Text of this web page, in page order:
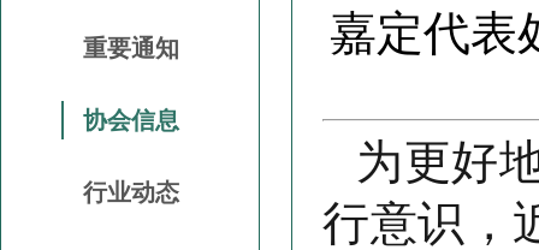
重要通知
协会信息
行业动态
嘉定代表
为更好
行意识，